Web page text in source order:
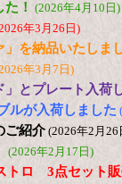
！ (2026年4月10日)
年3月26日)
を納品いたしま
年3月7日)
とプレート入荷
ルが入荷しました
ご紹介(2026年2月26
(2026年2月17日)
トロ 3点セット